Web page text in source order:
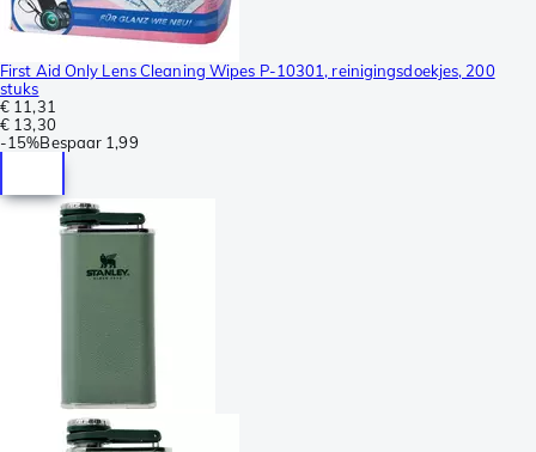
First Aid Only Lens Cleaning Wipes P-10301, reinigingsdoekjes, 200
stuks
€ 11,31
€ 13,30
-15%Bespaar 1,99